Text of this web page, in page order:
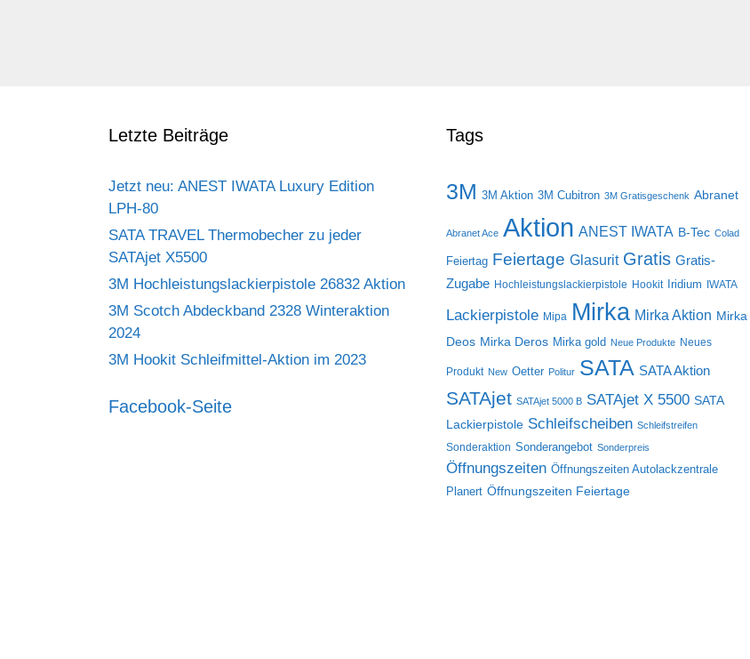
Letzte Beiträge
Jetzt neu: ANEST IWATA Luxury Edition
LPH-80
SATA TRAVEL Thermobecher zu jeder
SATAjet X5500
3M Hochleistungslackierpistole 26832 Aktion
3M Scotch Abdeckband 2328 Winteraktion
2024
3M Hookit Schleifmittel-Aktion im 2023
Facebook-Seite
Tags
3M 3M Aktion 3M Cubitron 3M Gratisgeschenk Abranet
Abranet Ace Aktion ANEST IWATA B-Tec Colad
Feiertag Feiertage Glasurit Gratis Gratis-
Zugabe Hochleistungslackierpistole Hookit Iridium IWATA
Lackierpistole Mipa Mirka Mirka Aktion Mirka
Deos Mirka Deros Mirka gold Neue Produkte Neues
Produkt New Oetter Politur SATA SATA Aktion
SATAjet SATAjet 5000 B SATAjet X 5500 SATA
Lackierpistole Schleifscheiben Schleifstreifen
Sonderaktion Sonderangebot Sonderpreis
Öffnungszeiten Öffnungszeiten Autolackzentrale
Planert Öffnungszeiten Feiertage